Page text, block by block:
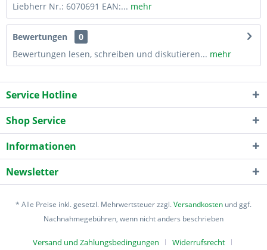
Liebherr Nr.: 6070691 EAN:... mehr
Bewertungen
0
Bewertungen lesen, schreiben und diskutieren... mehr
Service Hotline
Shop Service
Informationen
Newsletter
* Alle Preise inkl. gesetzl. Mehrwertsteuer zzgl.Versandkosten und ggf.
Nachnahmegebühren, wenn nicht anders beschrieben
Versand und Zahlungsbedingungen Widerrufsrecht